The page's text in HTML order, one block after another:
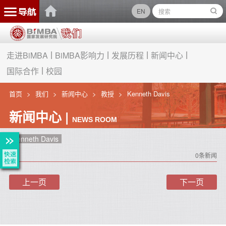
EN
走进BiMBA BiMBA影响力 发展历程
新闻中心
国际合作
校园
首页 我们 新闻中心 教授 Kenneth Davis
新闻中心 | NEWS ROOM
Kenneth Davis
0条新闻
上一页 下一页